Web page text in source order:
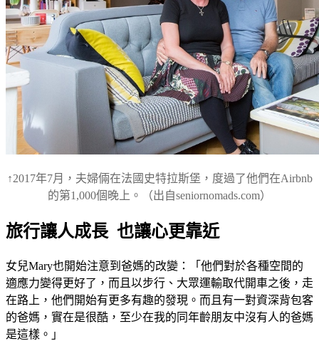
↑2017年7月，夫婦倆在法國史特拉斯堡，度過了他們在Airbnb
的第1,000個晚上。
（出自seniornomads.com）
旅行讓人成長 也讓心更靠近
女兒Mary也開始注意到爸媽的改變：「他們對於各種空間的
適應力變得更好了，而且以步行、大眾運輸取代開車之後，走
在路上，他們開始有更多有趣的發現。而且有一對資深背包客
的爸媽，實在是很酷，至少在我的同年齡朋友中沒有人的爸媽
是這樣。」